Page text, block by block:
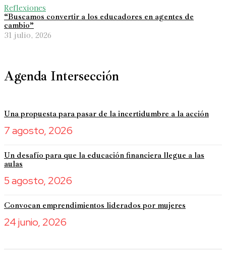
Reflexiones
“Buscamos convertir a los educadores en agentes de
cambio”
31 julio, 2026
Agenda Intersección
Una propuesta para pasar de la incertidumbre a la acción
7 agosto, 2026
Un desafío para que la educación financiera llegue a las
aulas
5 agosto, 2026
Convocan emprendimientos liderados por mujeres
24 junio, 2026